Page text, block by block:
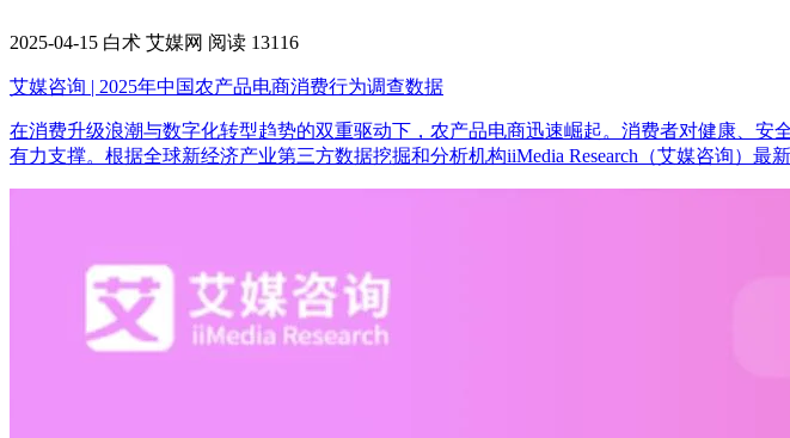
2025-04-15 白术 艾媒网 阅读 13116
艾媒咨询 | 2025年中国农产品电商消费行为调查数据
在消费升级浪潮与数字化转型趋势的双重驱动下，农产品电商迅速崛起。消费者对健康、
有力支撑。根据全球新经济产业第三方数据挖掘和分析机构iiMedia Research（艾媒咨询）最